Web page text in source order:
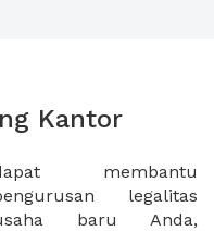
Kantor